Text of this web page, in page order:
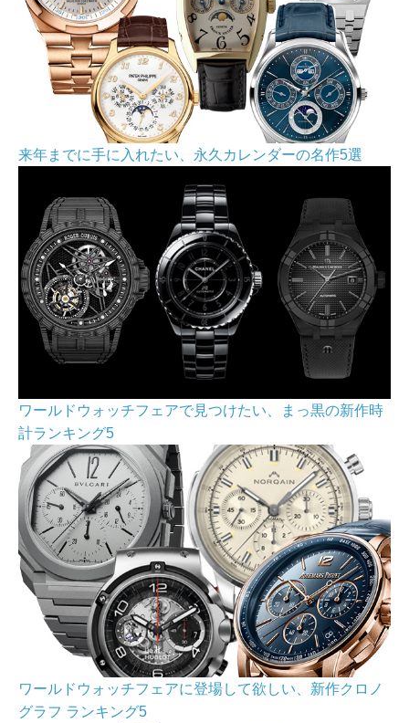
来年までに手に入れたい、永久カレンダーの名作5選
ワールドウォッチフェアで見つけたい、まっ黒の新作時
計ランキング5
ワールドウォッチフェアに登場して欲しい、新作クロノ
グラフ ランキング5